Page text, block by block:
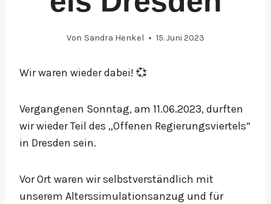
Von Sandra Henkel 15. Juni 2023
Wir waren wieder dabei! 💞
Vergangenen Sonntag, am 11.06.2023, durften
wir wieder Teil des „Offenen Regierungsviertels“
in Dresden sein.
Vor Ort waren wir selbstverständlich mit
unserem Alterssimulationsanzug und für